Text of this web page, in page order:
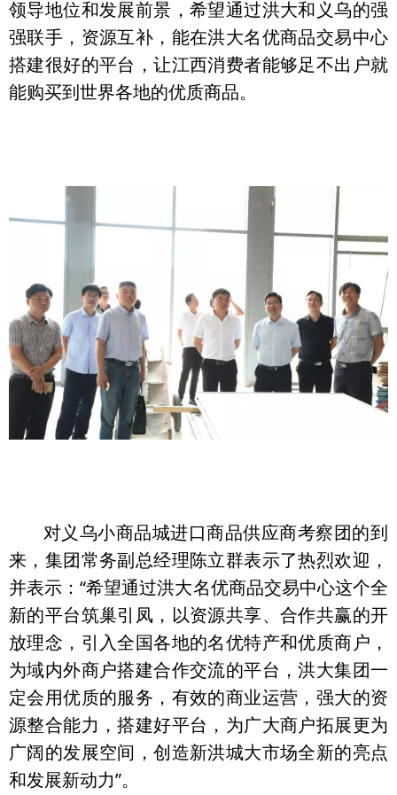
领导地位和发展前景，希望通过洪大和义乌的强
强联手，资源互补，能在洪大名优商品交易中心
搭建很好的平台，让江西消费者能够足不出户就
能购买到世界各地的优质商品。
对义乌小商品城进口商品供应商考察团的到
来，集团常务副总经理陈立群表示了热烈欢迎，
并表示：“希望通过洪大名优商品交易中心这个全
新的平台筑巢引凤，以资源共享、合作共赢的开
放理念，引入全国各地的名优特产和优质商户，
为域内外商户搭建合作交流的平台，洪大集团一
定会用优质的服务，有效的商业运营，强大的资
源整合能力，搭建好平台，为广大商户拓展更为
广阔的发展空间，创造新洪城大市场全新的亮点
和发展新动力”。